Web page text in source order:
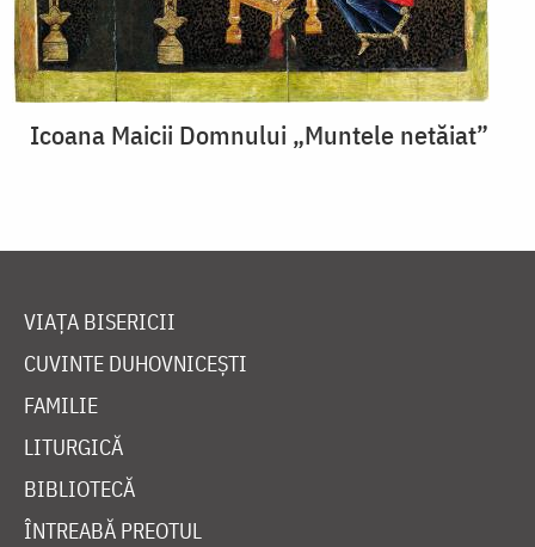
Icoana Maicii Domnului „Muntele netăiat”
VIAȚA BISERICII
CUVINTE DUHOVNICEȘTI
FAMILIE
LITURGICĂ
BIBLIOTECĂ
ÎNTREABĂ PREOTUL